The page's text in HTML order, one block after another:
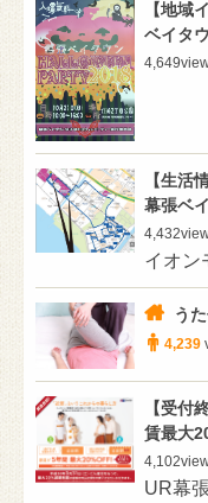
【地域
ベイタ
4,649
【生活
幕張ベ
4,432
イオン
う
4,239
【受付
賃最大
4,102
UR幕